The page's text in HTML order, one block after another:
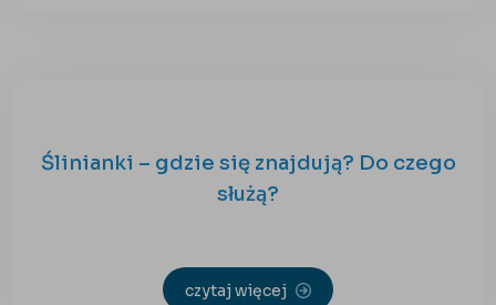
Ślinianki – gdzie się znajdują? Do czego
służą?
czytaj więcej